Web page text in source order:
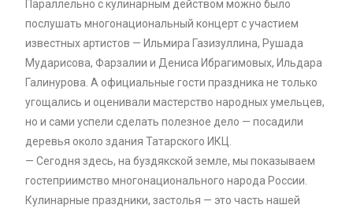
Параллельно с кулинарным действом можно было
послушать многонациональный концерт с участием
известных артистов — Ильмира Газизуллина, Рушада
Мударисова, Фарзалии и Дениса Ибрагимовых, Ильдара
Галинурова. А официальные гости праздника не только
угощались и оценивали мастерство народных умельцев,
но и сами успели сделать полезное дело — посадили
деревья около здания Татарского ИКЦ.
— Сегодня здесь, на буздякской земле, мы показываем
гостеприимство многонационального народа России.
Кулинарные праздники, застолья — это часть нашей